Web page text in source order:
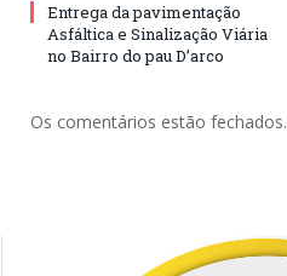
Entrega da pavimentação
Asfáltica e Sinalização Viária
no Bairro do pau D’arco
Os comentários estão fechados.